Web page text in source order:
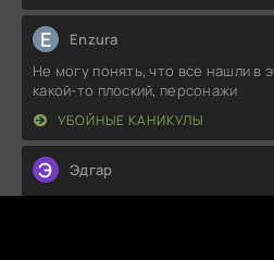
E Enzura
Не могу понять, что все нашли в
какой-то плоский, персонажи
УБОЙНЫЕ КАНИКУЛЫ
Э Эдгар
Что-то у меня не сложилось с